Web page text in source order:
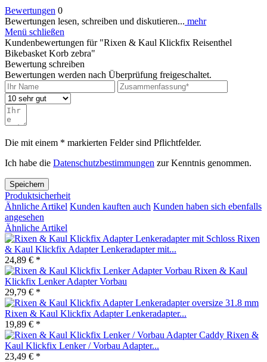
Bewertungen 0
Bewertungen lesen, schreiben und diskutieren... mehr
Menü schließen
Kundenbewertungen für "Rixen & Kaul Klickfix Reisenthel
Bikebasket Korb zebra"
Bewertung schreiben
Bewertungen werden nach Überprüfung freigeschaltet.
Die mit einem * markierten Felder sind Pflichtfelder.
Ich habe die Datenschutzbestimmungen zur Kenntnis genommen.
Speichern
Produktsicherheit
Ähnliche Artikel Kunden kauften auch Kunden haben sich ebenfalls
angesehen
Ähnliche Artikel
Rixen
& Kaul Klickfix Adapter Lenkeradapter mit...
24,89 € *
Rixen & Kaul
Klickfix Lenker Adapter Vorbau
29,79 € *
Rixen & Kaul Klickfix Adapter Lenkeradapter...
19,89 € *
Rixen &
Kaul Klickfix Lenker / Vorbau Adapter...
23,49 € *